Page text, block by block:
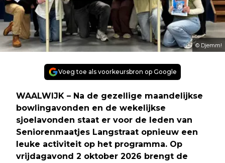
© Djemm!
Voeg toe als voorkeursbron op Google
WAALWIJK – Na de gezellige maandelijkse
bowlingavonden en de wekelijkse
sjoelavonden staat er voor de leden van
Seniorenmaatjes Langstraat opnieuw een
leuke activiteit op het programma. Op
vrijdagavond 2 oktober 2026 brengt de